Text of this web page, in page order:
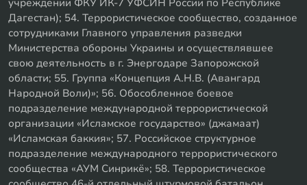
Дагестан); 54. Террористическое сообщество, созданное
сотрудниками Главного управления разведки
Министерства обороны Украины и осуществлявшее
свою деятельность в г. Энергодаре Запорожской
области; 55. Группа «Концепция А.Н.В. (Авангард
Народной Воли)»; 56. Обособленное боевое
подразделение международной террористической
организации «Исламское государство» (джамаат)
«Исламская баккия»; 57. Российское структурное
подразделение международного террористического
сообщества «АУМ Синрикё»; 58. Террористическое